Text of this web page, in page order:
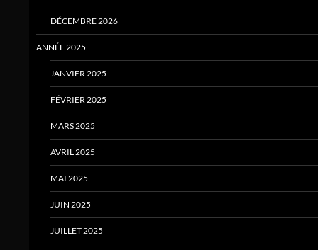
DÉCEMBRE 2026
ANNÉE 2025
JANVIER 2025
FÉVRIER 2025
MARS 2025
AVRIL 2025
MAI 2025
JUIN 2025
JUILLET 2025